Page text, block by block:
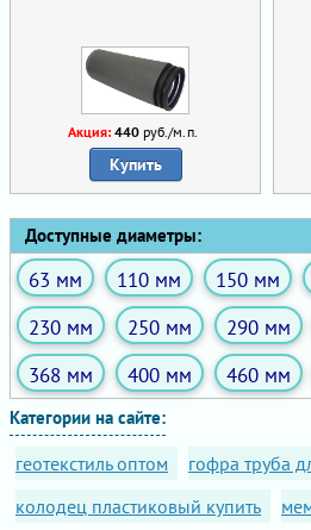
Акция: 440руб./м.п.
Купить
Доступные диаметры:
63 мм 110 мм 150 мм
230 мм
250 мм 290 мм
368 мм
400 мм 460 мм
Категории на сайте:
геотекстиль оптом
гофра труба
колодец пластиковый купить